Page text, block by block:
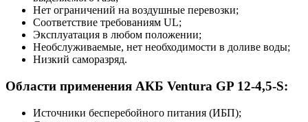
Нет ограничений на воздушные перевозки;
Соответствие требованиям UL;
Эксплуатация в любом положении;
Необслуживаемые, нет необходимости в доливе воды;
Низкий саморазряд.
Области применения АКБ Ventura GP 12-4,5-S:
Источники бесперебойного питания (ИБП);